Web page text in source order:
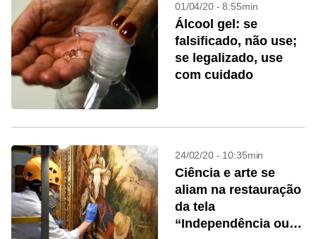
01/04/20 - 8:55min
Álcool gel: se
falsificado, não use;
se legalizado, use
com cuidado
24/02/20 - 10:35min
Ciência e arte se
aliam na restauração
da tela
“Independência ou